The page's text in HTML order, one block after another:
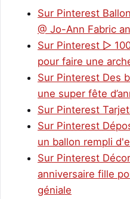
Sur Pinterest
@ Jo-Ann Fabric
Sur Pinterest ▷
pour faire une
Sur Pinterest Des
une super fête
Sur Pinterest
Sur Pinterest
un ballon rempli
Sur Pinterest
anniversaire fille
géniale